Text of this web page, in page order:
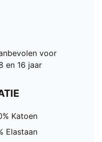
voor
en 16 jaar
Katoen
Elastaan